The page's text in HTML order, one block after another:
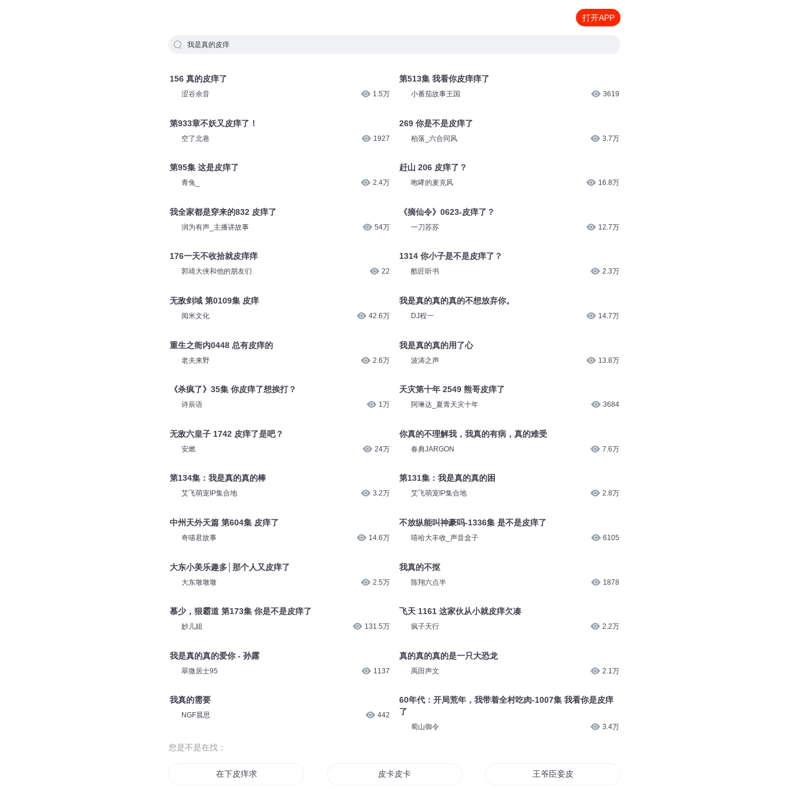
打开APP
我是真的皮痒
156 真的皮痒了
涩谷余音 1.5万
第933章不妖又皮痒了！
空了北巷 1927
第95集 这是皮痒了
青兔_ 2.4万
我全家都是穿来的832 皮痒了
润为有声_主播讲故事 54万
176一天不收拾就皮痒痒
郭靖大侠和他的朋友们 22
无敌剑域 第0109集 皮痒
阅米文化 42.6万
重生之衙内0448 总有皮痒的
老夫来野 2.6万
《杀疯了》35集 你皮痒了想挨打？
诗辰语 1万
无敌六皇子 1742 皮痒了是吧？
安燃 24万
第134集：我是真的真的棒
艾飞萌宠IP集合地 3.2万
中州天外天篇 第604集 皮痒了
奇喵君故事 14.6万
大东小美乐趣多│那个人又皮痒了
大东墩墩墩 2.5万
慕少，狠霸道 第173集 你是不是皮痒了
妙儿姐 131.5万
我是真的真的爱你 - 孙露
翠微居士95 1137
我真的需要
NGF晨思 442
第513集 我看你皮痒痒了
小番茄故事王国 3619
269 你是不是皮痒了
柏落_六合同风 3.7万
赶山 206 皮痒了？
咆哮的麦克风 16.8万
《摘仙令》0623-皮痒了？
一刀苏苏 12.7万
1314 你小子是不是皮痒了？
酷匠听书 2.3万
我是真的真的真的不想放弃你。
DJ程一 14.7万
我是真的真的用了心
波涛之声 13.8万
天灾第十年 2549 熊哥皮痒了
阿琳达_夏青天灾十年 3684
你真的不理解我，我真的有病，真的难受
春典JARGON 7.6万
第131集：我是真的真的困
艾飞萌宠IP集合地 2.8万
不放纵能叫神豪吗-1336集 是不是皮痒了
嘻哈大丰收_声音盒子 6105
我真的不抠
陈翔六点半 1878
飞天 1161 这家伙从小就皮痒欠凑
疯子天行 2.2万
真的真的真的是一只大恐龙
禹田声文 2.1万
60年代：开局荒年，我带着全村吃肉-1007集 我看你是皮痒
了
蜀山御令 3.4万
您是不是在找：
在下皮痒求伤害 皮卡皮卡 王爷臣妾皮痒痒